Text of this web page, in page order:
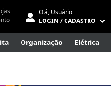
Olá, Usuário
LOGIN / CADASTRO
Organização Elétrica